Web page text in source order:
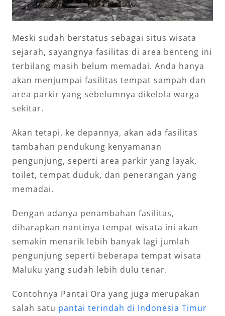
Meski sudah berstatus sebagai situs wisata
sejarah, sayangnya fasilitas di area benteng ini
terbilang masih belum memadai. Anda hanya
akan menjumpai fasilitas tempat sampah dan
area parkir yang sebelumnya dikelola warga
sekitar.
Akan tetapi, ke depannya, akan ada fasilitas
tambahan pendukung kenyamanan
pengunjung, seperti area parkir yang layak,
toilet, tempat duduk, dan penerangan yang
memadai.
Dengan adanya penambahan fasilitas,
diharapkan nantinya tempat wisata ini akan
semakin menarik lebih banyak lagi jumlah
pengunjung seperti beberapa tempat wisata
Maluku yang sudah lebih dulu tenar.
Contohnya Pantai Ora yang juga merupakan
salah satu pantai terindah di Indonesia Timur